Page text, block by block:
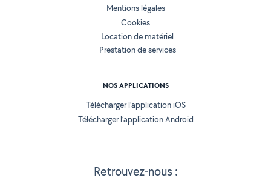
Retrouvez-nous :
Mentions légales
Cookies
Location de matériel
Prestation de services
NOS APPLICATIONS
Télécharger l’application iOS
Télécharger l’application Android